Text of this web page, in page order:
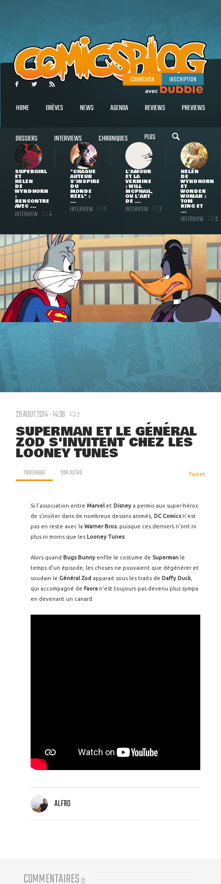
CONNEXION INSCRIPTION
HOME BRÈVES NEWS AGENDA REVIEWS PREVIEWS
DOSSIERS INTERVIEWS CHRONIQUES PLUS
SUPERGIRL
ET
HELEN
DE
WYNDHORN
:
RENCONTRE
AVEC ...
INTERVIEW 4
"CHAQUE
AUTEUR
S'INSPIRE
DU
MONDE
RÉEL" :
...
INTERVIEW 1
L'AMOUR
ET LA
VERMINE
: WILL
MCPHAIL,
OU L'ART
DE ...
INTERVIEW 1
HELEN
DE
WYNDHORN
ET
WONDER
WOMAN :
TOM
KING ET
...
INTERVIEW 3
29 AOUT 2014 - 14:36 2
SUPERMAN ET LE GÉNÉRAL
ZOD S'INVITENT CHEZ LES
LOONEY TUNES
TRASHBAG PARALFRO Tweet
Si l'association entre Marvel et Disney a permis aux super-héros
de s'inviter dans de nombreux dessins animés, DC Comicsn'est
pas en reste avec la Warner Bros. puisque ces derniers n'ont ni
plus ni moins que les Looney Tunes.
Alors quand Bugs Bunny enfile le costume de Superman le
temps d'un épisode, les choses ne pouvaient que dégénérer et
soudain le Général Zod apparait sous les traits de Daffy Duck
qui accompagné de Faora n'est toujours pas devenu plus sympa
en devenant un canard.
ALFRO
COMMENTAIRES (2)